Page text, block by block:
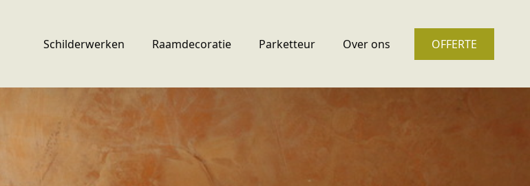
Schilderwerken Raamdecoratie Parketteur Over ons OFFERTE